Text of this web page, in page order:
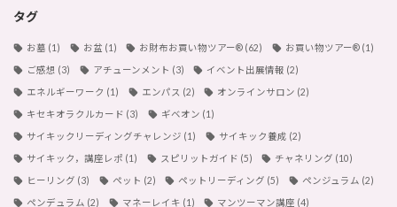
タグ
お墓 (1) お盆 (1) お財布お買い物ツアー®︎ (62) お買い物ツアー®︎(1)
ご感想 (3) アチューンメント (3) イベント出展情報 (2)
エネルギーワーク (1) エンパス (2) オンラインサロン (2)
キセキオラクルカード (3) ギベオン (1)
サイキックリーディングチャレンジ (1) サイキック養成 (2)
サイキック，講座レポ (1) スピリットガイド (5) チャネリング (10)
ヒーリング (3) ペット (2) ペットリーディング (5) ペンジュラム (2)
ペンデュラム (2) マネーレイキ (1) マンツーマン講座 (4)